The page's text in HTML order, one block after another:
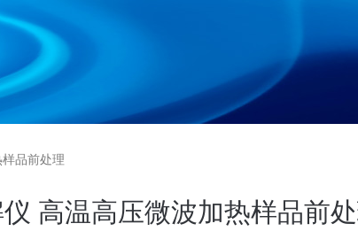
品前处理
高温高压微波加热样品前